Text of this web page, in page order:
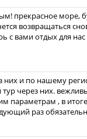
прекрасное море,
возвращаться
с вами отдых для
них и по нашему
через них.
параметрам , в
раз